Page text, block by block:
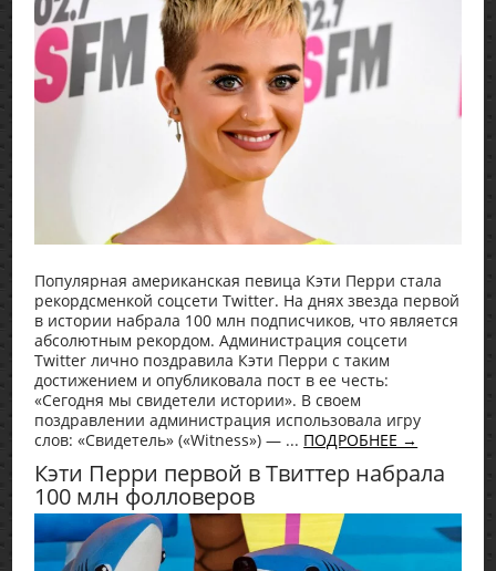
Популярная американская певица Кэти Перри стала
рекордсменкой соцсети Twitter. На днях звезда первой
в истории набрала 100 млн подписчиков, что является
абсолютным рекордом. Администрация соцсети
Twitter лично поздравила Кэти Перри с таким
достижением и опубликовала пост в ее честь:
«Сегодня мы свидетели истории». В своем
поздравлении администрация использовала игру
слов: «Свидетель» («Witness») — ... ПОДРОБНЕЕ →
Кэти Перри первой в Твиттер набрала
100 млн фолловеров